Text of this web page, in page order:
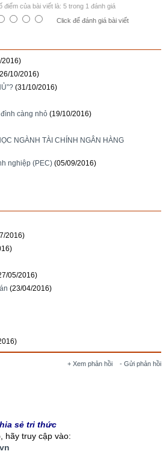
điểm của bài viết là: 5 trong 1 đánh giá
Click để đánh giá bài viết
2016)
10/2016)
(31/10/2016)
càng nhỏ (19/10/2016)
NGÀNH TÀI CHÍNH NGÂN HÀNG
nghiệp (PEC) (05/09/2016)
2016)
05/2016)
(23/04/2016)
+ Xem phản hồi - Gửi phản hồi
sẻ tri thức
hãy truy cập vào: